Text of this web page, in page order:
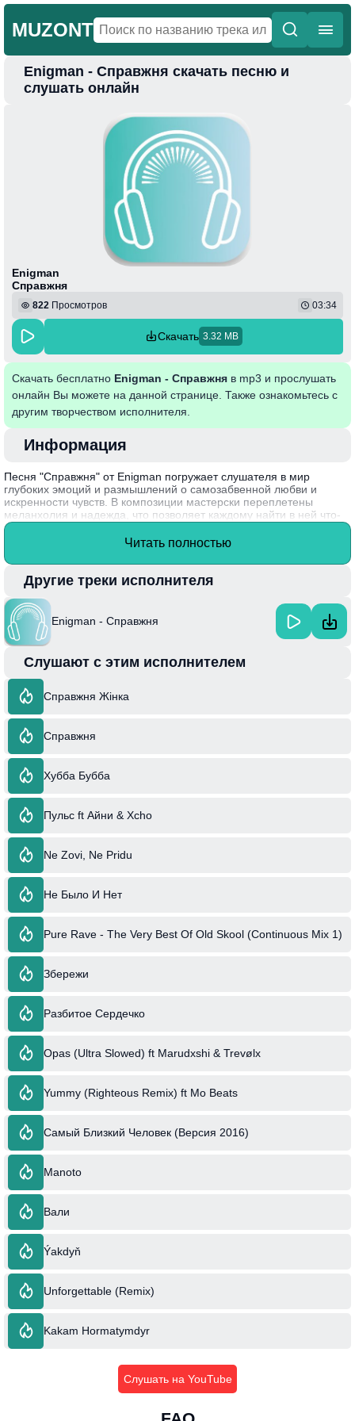
MUZONT
Главная
Enigman - Справжня скачать песню и
слушать онлайн
Enigman
Справжня
822 Просмотров 03:34
Скачать 3.32 MB
Скачать бесплатно Enigman - Справжня в mp3 и прослушать
онлайн Вы можете на данной странице. Также ознакомьтесь с
другим творчеством исполнителя.
Информация
Песня "Справжня" от Enigman погружает слушателя в мир
глубоких эмоций и размышлений о самозабвенной любви и
искренности чувств. В композиции мастерски переплетены
меланхолия и надежда, что позволяет каждому найти в ней что-
то свое. Музыка и текст создают атмосферу, где настоящие
чувства становятся важнее любых внешних факторов,
Интересный факт: Enigman, известный своим уникальным
стилем, черпает вдохновение из личных переживаний, что делает
его творчество особенно близким слушателям.
Читать полностью
Другие треки исполнителя
Enigman - Справжня
Слушают с этим исполнителем
Справжня Жінка
Справжня
Хубба Бубба
Пульс ft Айни & Xcho
Ne Zovi, Ne Pridu
Не Было И Нет
Pure Rave - The Very Best Of Old Skool (Continuous Mix 1)
Збережи
Разбитое Сердечко
Opas (Ultra Slowed) ft Marudxshi & Trevølx
Yummy (Righteous Remix) ft Mo Beats
Самый Близкий Человек (Версия 2016)
Manoto
Вали
Ýakdyň
Unforgettable (Remix)
Kakam Hormatymdyr
Слушать на YouTube